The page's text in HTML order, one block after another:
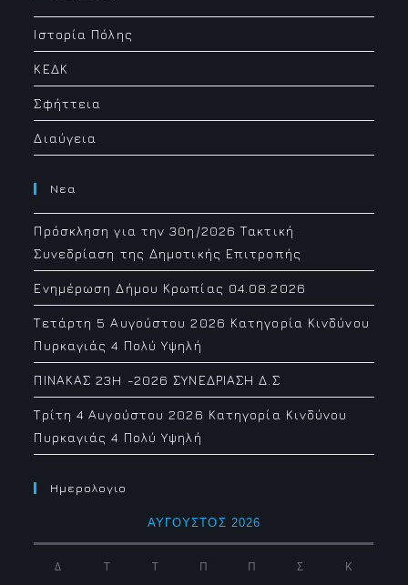
Ιστορία Πόλης
ΚΕΔΚ
Σφήττεια
Διαύγεια
Νεα
Πρόσκληση για την 30η/2026 Τακτική
Συνεδρίαση της Δημοτικής Επιτροπής
Ενημέρωση Δήμου Κρωπίας 04.08.2026
Τετάρτη 5 Αυγούστου 2026 Κατηγορία Κινδύνου
Πυρκαγιάς 4 Πολύ Υψηλή
ΠΙΝΑΚΑΣ 23H -2026 ΣΥΝΕΔΡΙΑΣΗ Δ.Σ
Τρίτη 4 Αυγούστου 2026 Κατηγορία Κινδύνου
Πυρκαγιάς 4 Πολύ Υψηλή
Ημερολογιο
ΑΎΓΟΥΣΤΟΣ 2026
Δ Τ Τ Π Π Σ Κ